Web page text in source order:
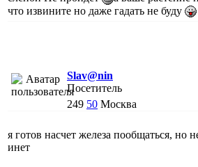
что извините но даже гадать не буду
Slav@nin
Посетитель
249 50 Москва
я готов насчет железа пообщаться, но
инет